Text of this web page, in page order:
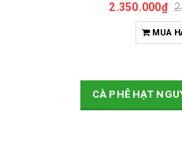
MUA
CÀ PHÊ HẠT